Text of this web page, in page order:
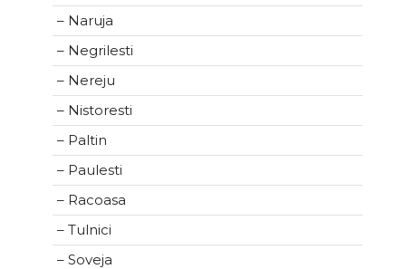
– Naruja
– Negrilesti
– Nereju
– Nistoresti
– Paltin
– Paulesti
– Racoasa
– Tulnici
– Soveja